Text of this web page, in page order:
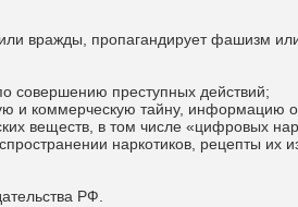
вражды, пропагандирует фашизм
совершению преступных действий;
и коммерческую тайну, информацию о
веществ, в том числе «цифровых
наркотиков, рецепты их
РФ.